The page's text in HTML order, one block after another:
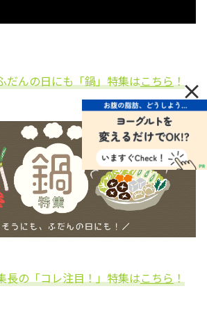
んの日にも「鍋」特集はこちら！
の「コレ注目！」特集はこちら！
×